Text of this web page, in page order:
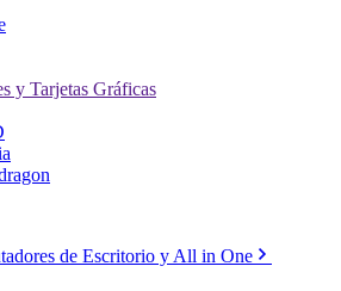
y Tarjetas Gráficas
de Escritorio y All in One